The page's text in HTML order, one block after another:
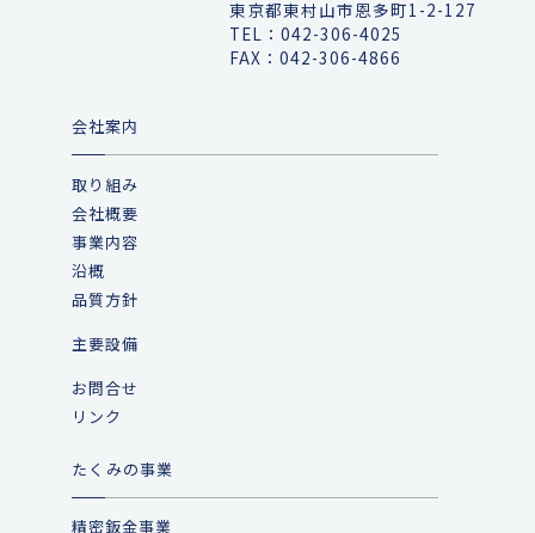
東京都東村山市恩多町1-2-127
TEL：042-306-4025
FAX：042-306-4866
会社案内
取り組み
会社概要
事業内容
沿概
品質方針
主要設備
お問合せ
リンク
たくみの事業
精密鈑金事業